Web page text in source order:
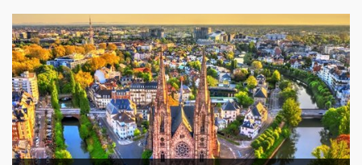
su viaje, en la ciudad que desee por período de 1, 3, 4 o
7 noches según circuito y fechas de salida. Es
fundamental que el circuito tenga salida posterior a la
fecha escogida y permita la salida deseada. El
suplemento por parada efectuada es de 40 Euros/52
Dólares por persona. Si la parada se realiza para tomar
otro circuito del mismo proveedor no se abonará este
suplemento.